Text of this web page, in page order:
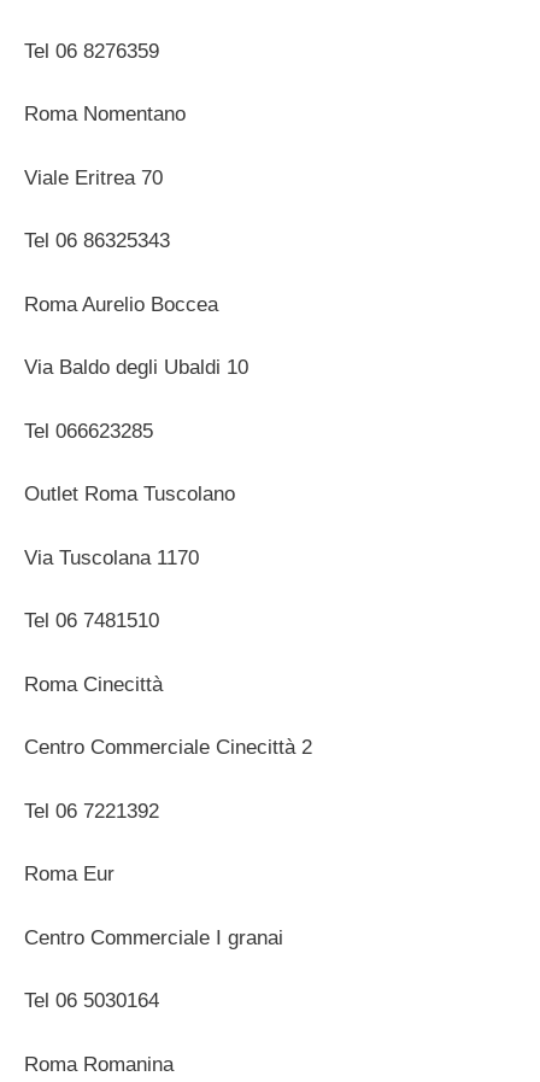
Tel 06 8276359
Roma Nomentano
Viale Eritrea 70
Tel 06 86325343
Roma Aurelio Boccea
Via Baldo degli Ubaldi 10
Tel 066623285
Outlet Roma Tuscolano
Via Tuscolana 1170
Tel 06 7481510
Roma Cinecittà
Centro Commerciale Cinecittà 2
Tel 06 7221392
Roma Eur
Centro Commerciale I granai
Tel 06 5030164
Roma Romanina